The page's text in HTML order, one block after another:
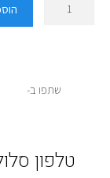
שתפו ב-